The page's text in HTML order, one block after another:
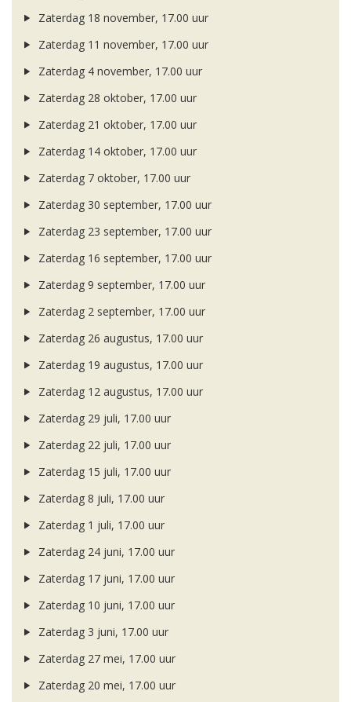
Zaterdag 18 november, 17.00 uur
Zaterdag 11 november, 17.00 uur
Zaterdag 4 november, 17.00 uur
Zaterdag 28 oktober, 17.00 uur
Zaterdag 21 oktober, 17.00 uur
Zaterdag 14 oktober, 17.00 uur
Zaterdag 7 oktober, 17.00 uur
Zaterdag 30 september, 17.00 uur
Zaterdag 23 september, 17.00 uur
Zaterdag 16 september, 17.00 uur
Zaterdag 9 september, 17.00 uur
Zaterdag 2 september, 17.00 uur
Zaterdag 26 augustus, 17.00 uur
Zaterdag 19 augustus, 17.00 uur
Zaterdag 12 augustus, 17.00 uur
Zaterdag 29 juli, 17.00 uur
Zaterdag 22 juli, 17.00 uur
Zaterdag 15 juli, 17.00 uur
Zaterdag 8 juli, 17.00 uur
Zaterdag 1 juli, 17.00 uur
Zaterdag 24 juni, 17.00 uur
Zaterdag 17 juni, 17.00 uur
Zaterdag 10 juni, 17.00 uur
Zaterdag 3 juni, 17.00 uur
Zaterdag 27 mei, 17.00 uur
Zaterdag 20 mei, 17.00 uur